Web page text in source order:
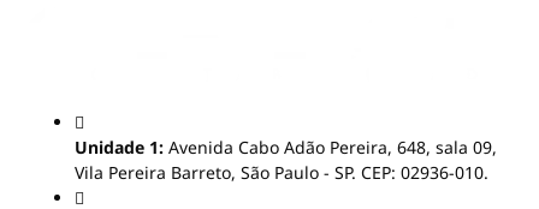
Unidade 1: Avenida Cabo Adão Pereira, 648, sala 09,
Vila Pereira Barreto, São Paulo - SP. CEP: 02936-010.